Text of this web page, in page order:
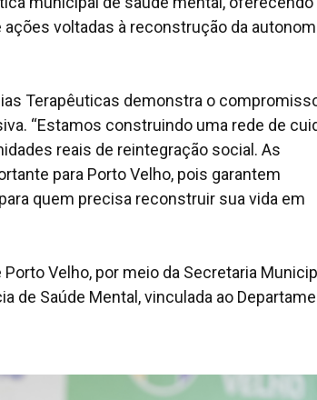
voltadas à reconstrução da
Terapêuticas demonstra o
“Estamos construindo uma rede de
reais de reintegração social. As
para Porto Velho, pois garantem
quem precisa reconstruir sua vida em
Velho, por meio da Secretaria
de Saúde Mental, vinculada ao